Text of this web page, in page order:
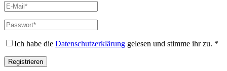
E-
Mail-
Adresse*
Erforderlich
Passwort*
Erforderlich
Ich habe die Datenschutzerklärung gelesen und stimme ihr zu. *
Registrieren